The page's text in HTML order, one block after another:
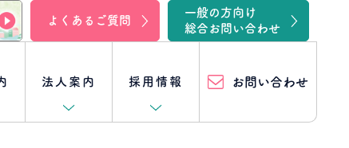
よくあるご質問
一般の方向け
総合お問い合わせ
法人案内 採用情報 お問い合わせ